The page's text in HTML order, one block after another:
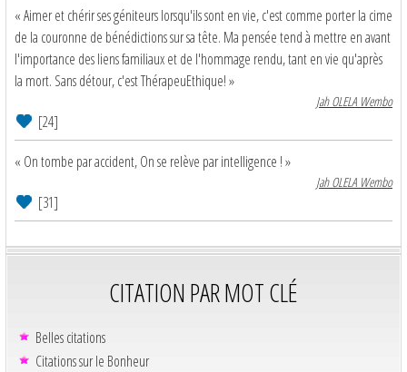
« Aimer et chérir ses géniteurs lorsqu'ils sont en vie, c'est comme porter la cime
de la couronne de bénédictions sur sa tête. Ma pensée tend à mettre en avant
l'importance des liens familiaux et de l'hommage rendu, tant en vie qu'après
la mort. Sans détour, c'est ThérapeuEthique! »
Jah OLELA Wembo
[24]
« On tombe par accident, On se relève par intelligence ! »
Jah OLELA Wembo
[31]
CITATION PAR MOT CLÉ
Belles citations
Citations sur le Bonheur